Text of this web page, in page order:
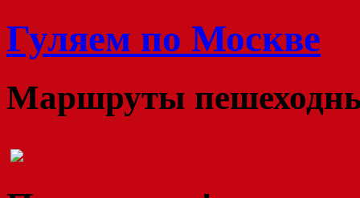
Гуляем по Москве
Маршруты